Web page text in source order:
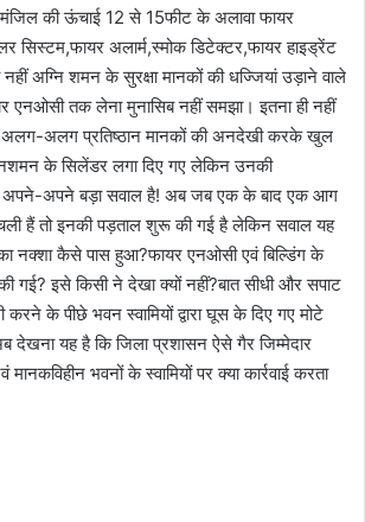
की ऊंचाई 12 से 15फीट के अलावा फायर
सिस्टम,फायर अलार्म,स्मोक डिटेक्टर,फायर हाइड्रेंट
नहीं अग्नि शमन के सुरक्षा मानकों की धज्जियां उड़ाने वाले
एनओसी तक लेना मुनासिब नहीं समझा। इतना ही नहीं
अलग-अलग प्रतिष्ठान मानकों की अनदेखी करके खुल
के सिलेंडर लगा दिए गए लेकिन उनकी
अपने-अपने बड़ा सवाल है! अब जब एक के बाद एक आग
हैं तो इनकी पड़ताल शुरू की गई है लेकिन सवाल यह
नक्शा कैसे पास हुआ?फायर एनओसी एवं बिल्डिंग के
गई? इसे किसी ने देखा क्यों नहीं?बात सीधी और सपाट
के पीछे भवन स्वामियों द्वारा घूस के दिए गए मोटे
देखना यह है कि जिला प्रशासन ऐसे गैर जिम्मेदार
मानकविहीन भवनों के स्वामियों पर क्या कार्रवाई करता